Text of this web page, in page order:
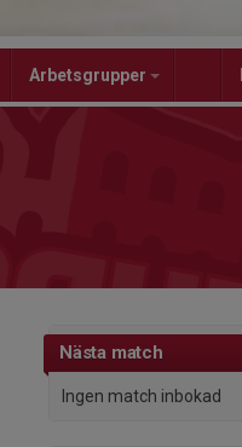
Arbetsgrupper
Nästa match
Ingen match inbokad